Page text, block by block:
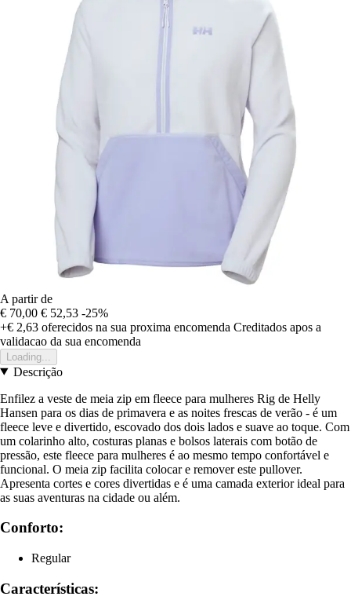
A partir de
€ 70,00 € 52,53 -25%
+€ 2,63 oferecidos na sua proxima encomenda Creditados apos a
validacao da sua encomenda
Loading...
Descrição
Enfilez a veste de meia zip em fleece para mulheres Rig de Helly
Hansen para os dias de primavera e as noites frescas de verão - é um
fleece leve e divertido, escovado dos dois lados e suave ao toque. Com
um colarinho alto, costuras planas e bolsos laterais com botão de
pressão, este fleece para mulheres é ao mesmo tempo confortável e
funcional. O meia zip facilita colocar e remover este pullover.
Apresenta cortes e cores divertidas e é uma camada exterior ideal para
as suas aventuras na cidade ou além.
Conforto:
Regular
Características: